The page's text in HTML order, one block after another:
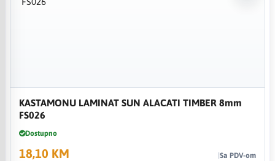
KASTAMONU LAMINAT SUN ALACATI TIMBER 8mm
FS026
Dostupno
18,10 KM Sa PDV-om